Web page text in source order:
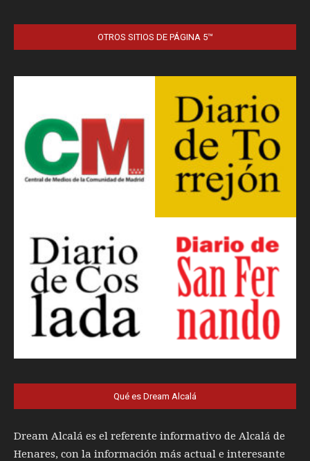
OTROS SITIOS DE PÁGINA 5™
Qué es Dream Alcalá
Dream Alcalá es el referente informativo de Alcalá de
Henares, con la información más actual e interesante